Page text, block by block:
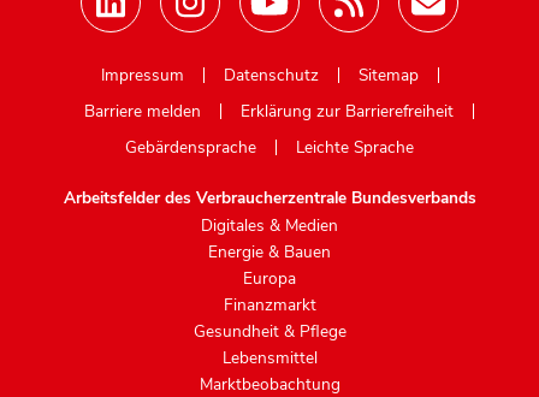
Impressum
Datenschutz
Sitemap
Barriere melden
Erklärung zur Barrierefreiheit
Gebärdensprache
Leichte Sprache
Arbeitsfelder des Verbraucherzentrale Bundesverbands
Digitales & Medien
Energie & Bauen
Europa
Finanzmarkt
Gesundheit & Pflege
Lebensmittel
Marktbeobachtung